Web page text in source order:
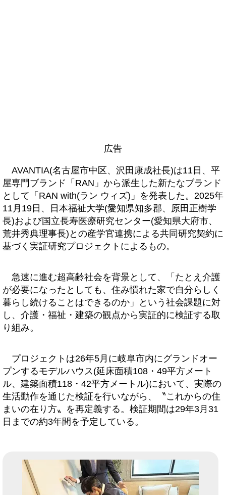
広告
AVANTIA(名古屋市中区、沢田康成社長)は11日、平
屋専門ブランド「RAN」から派生した新たなブランド
として「RAN with(ラン ウィズ)」を発表した。2025年
11月19日、日本福祉大学(愛知県知多郡、原田正樹学
長)および国立長寿医療研究センター(愛知県大府市、
荒井秀典理事長)との産学官連携による共同研究契約に
基づく実証研究プロジェクトによるもの。
急速に進む超高齢社会を背景として、「たとえ介護
が必要になったとしても、住み慣れた家で自分らしく
暮らし続けることはできるのか」という社会課題に対
し、介護・福祉・建築の観点から実証的に検証する取
り組み。
プロジェクトは26年5月に岐阜市内にグランドオー
プンするモデルハウス(延床面積108・49平方メート
ル、建築面積118・42平方メートル)において、実際の
生活動作を通じた検証を行いながら、〝これからの住
まいの在り方〟を再定義する。検証期間は29年3月31
日までの約3年間を予定している。